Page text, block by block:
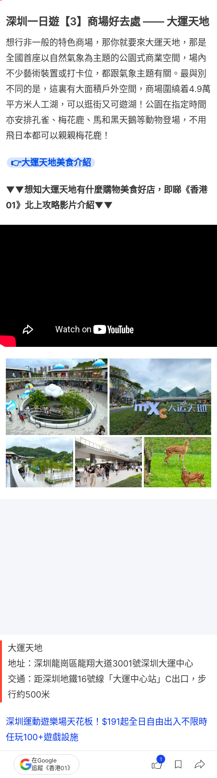
深圳一日遊【3】商場好去處 —— 大運天地
想行非一般的特色商場，那你就要來大運天地，那是
全國首座以自然氣象為主題的公園式商業空間，場內
不少藝術裝置或打卡位，都跟氣象主題有關。最與別
不同的是，這裏有大面積戶外空間，商場圍繞着4.9萬
平方米人工湖，可以逛街又可遊湖！公園在指定時間
亦安排孔雀、梅花鹿、馬和黑天鵝等動物登場，不用
飛日本都可以親親梅花鹿！
👉大運天地美食介紹
▼▼想知大運天地有什麼購物美食好店，即睇《香港
01》北上攻略影片介紹▼▼
大運天地
地址：深圳龍崗區龍翔大道3001號深圳大運中心
交通：距深圳地鐵16號線「大運中心站」C出口，步
行約500米
深圳運動遊樂場天花板！$191起全日自由出入不限時
任玩100+遊戲設施
深圳一日遊【4】景點好去處 —— 歡樂港灣
在Google
追蹤《香港01》
1